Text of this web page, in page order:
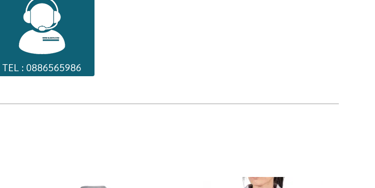
TEL : 0886565986